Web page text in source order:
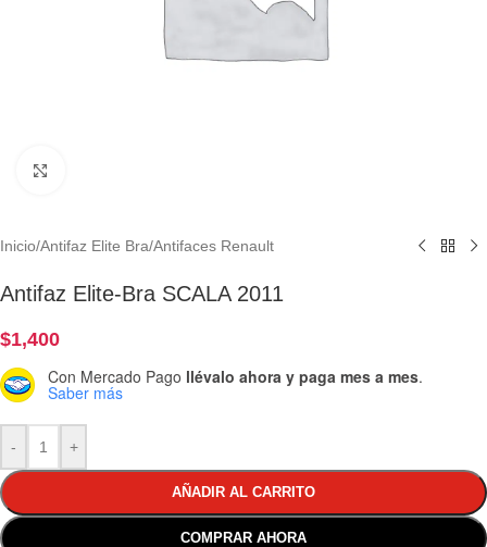
Inicio/Antifaz Elite Bra/Antifaces Renault
Antifaz Elite-Bra SCALA 2011
$1,400
Con Mercado Pago llévalo ahora y paga mes a mes.
Saber más
- +
AÑADIR AL CARRITO
COMPRAR AHORA